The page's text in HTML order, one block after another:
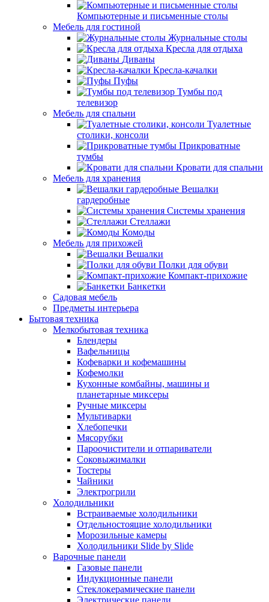
Компьютерные и письменные столы
Мебель для гостиной
Журнальные столы
Кресла для отдыха
Диваны
Кресла-качалки
Пуфы
Тумбы под
телевизор
Мебель для спальни
Туалетные
столики, консоли
Прикроватные
тумбы
Кровати для спальни
Мебель для хранения
Вешалки
гардеробные
Системы хранения
Стеллажи
Комоды
Мебель для прихожей
Вешалки
Полки для обуви
Компакт-прихожие
Банкетки
Садовая мебель
Предметы интерьера
Бытовая техника
Мелкобытовая техника
Блендеры
Вафельницы
Кофеварки и кофемашины
Кофемолки
Кухонные комбайны, машины и
планетарные миксеры
Ручные миксеры
Мультиварки
Хлебопечки
Мясорубки
Пароочистители и отпариватели
Соковыжималки
Тостеры
Чайники
Электрогрили
Холодильники
Встраиваемые холодильники
Отдельностоящие холодильники
Морозильные камеры
Холодильники Slide by Slide
Варочные панели
Газовые панели
Индукционные панели
Стеклокерамические панели
Электрические панели